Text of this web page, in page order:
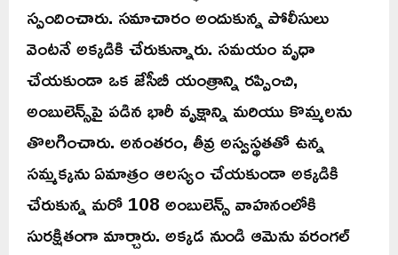
స్పందించారు. సమాచారం అందుకున్న పోలీసులు
వెంటనే అక్కడికి చేరుకున్నారు. సమయం వృధా
చేయకుండా ఒక జేసీబీ యంత్రాన్ని రప్పించి,
అంబులెన్స్‌పై పడిన భారీ వృక్షాన్ని మరియు కొమ్మలను
తొలగించారు. అనంతరం, తీవ్ర అస్వస్థతతో ఉన్న
సమ్మక్కను ఏమాత్రం ఆలస్యం చేయకుండా అక్కడికి
చేరుకున్న మరో 108 అంబులెన్స్ వాహనంలోకి
సురక్షితంగా మార్చారు. అక్కడ నుండి ఆమెను వరంగల్